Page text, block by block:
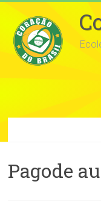
Pagode